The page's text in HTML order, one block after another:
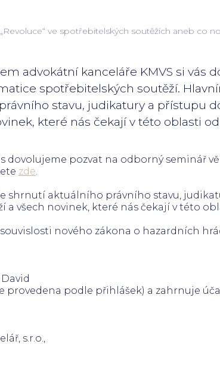
ve spotřebitelských soutěžích aneb co
advokátní kanceláře KMVS si vás
spotřebitelských soutěží.
stavu, judikatury a přístupu
které nás čekají v této oblasti od
dovolujeme pozvat na odborný seminář
zde
shrnutí aktuálního právního stavu,
všech novinek, které nás čekají v této
nového zákona o hazardních
provedena podle přihlášek) a zahrnuje
s.r.o.,